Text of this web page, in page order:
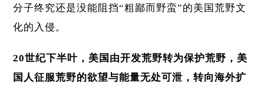
分子终究还是没能阻挡“粗鄙而野蛮”的美国荒野文
化的入侵。
20世纪下半叶，美国由开发荒野转为保护荒野，美
国人征服荒野的欲望与能量无处可泄，转向海外扩